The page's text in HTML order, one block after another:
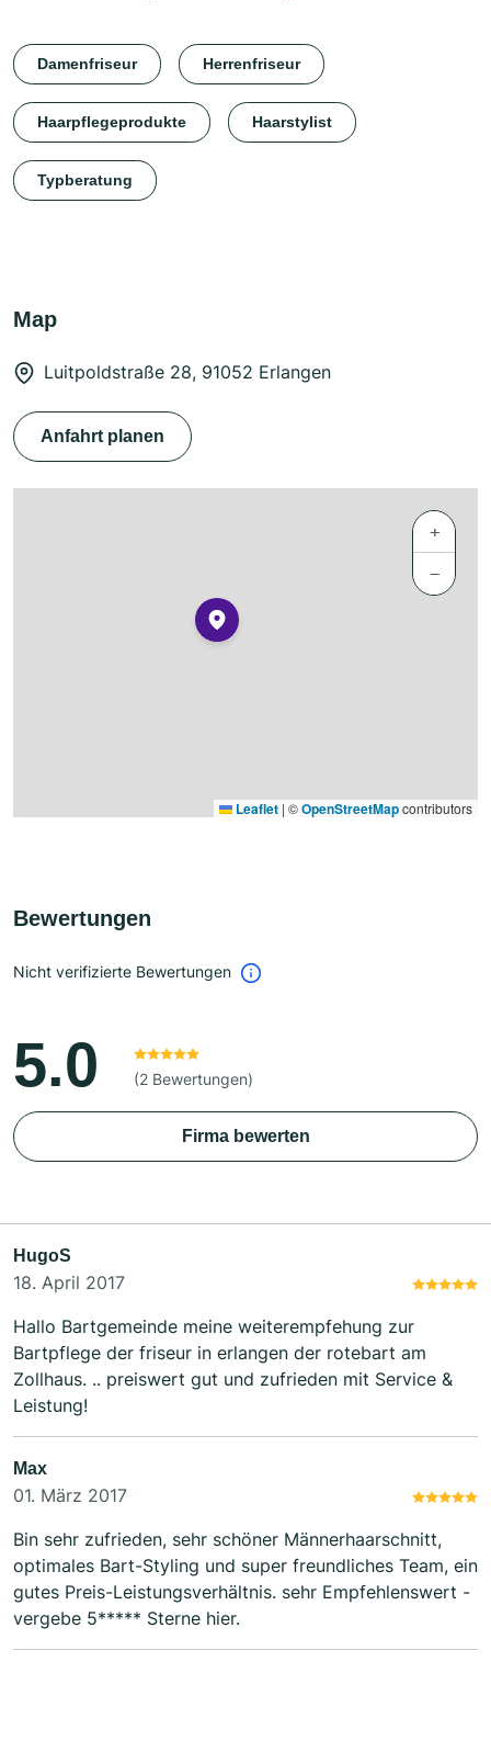
Damenfriseur Herrenfriseur
Haarpflegeprodukte Haarstylist
Typberatung
Map
Luitpoldstraße 28, 91052 Erlangen
Anfahrt planen
+
−
Leaflet | ©OpenStreetMapcontributors
Bewertungen
Nicht verifizierte Bewertungen
5.0 (2 Bewertungen)
Firma bewerten
HugoS
18. April 2017
Hallo Bartgemeinde meine weiterempfehung zur
Bartpflege der friseur in erlangen der rotebart am
Zollhaus. .. preiswert gut und zufrieden mit Service &
Leistung!
Max
01. März 2017
Bin sehr zufrieden, sehr schöner Männerhaarschnitt,
optimales Bart-Styling und super freundliches Team, ein
gutes Preis-Leistungsverhältnis. sehr Empfehlenswert -
vergebe 5***** Sterne hier.